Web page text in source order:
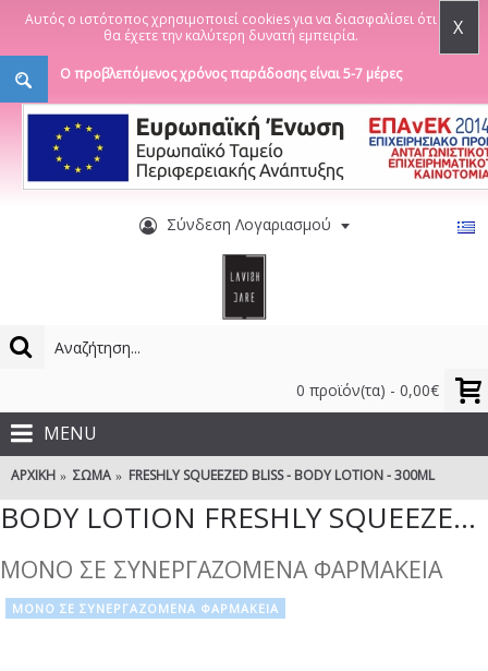
Αυτός ο ιστότοπος χρησιμοποιεί cookies για να διασφαλίσει ότι
θα έχετε την καλύτερη δυνατή εμπειρία.
X
Ο προβλεπόμενος χρόνος παράδοσης είναι 5-7 μέρες
Σύνδεση Λογαριασμού
0 προϊόν(τα) - 0,00€
MENU
ΑΡΧΙΚΉ ΣΏΜΑ FRESHLY SQUEEZED BLISS - BODY LOTION - 300ML
BODY LOTION FRESHLY SQUEEZED BLISS - 300ML
ΜΟΝΟ ΣΕ ΣΥΝΕΡΓΑΖΟΜΕΝΑ ΦΑΡΜΑΚΕΙΑ
ΜΟΝΟ ΣΕ ΣΥΝΕΡΓΑΖΟΜΕΝΑ ΦΑΡΜΑΚΕΙΑ